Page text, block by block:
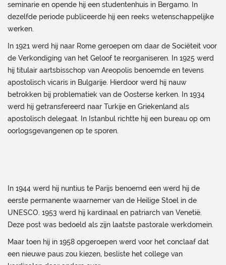
seminarie en opende hij een studentenhuis in Bergamo. In
dezelfde periode publiceerde hij een reeks wetenschappelijke
werken.
In 1921 werd hij naar Rome geroepen om daar de Sociëteit voor
de Verkondiging van het Geloof te reorganiseren. In 1925 werd
hij titulair aartsbisschop van Areopolis benoemde en tevens
apostolisch vicaris in Bulgarije. Hierdoor werd hij nauw
betrokken bij problematiek van de Oosterse kerken. In 1934
werd hij getransfereerd naar Turkije en Griekenland als
apostolisch delegaat. In Istanbul richtte hij een bureau op om
oorlogsgevangenen op te sporen.
In 1944 werd hij nuntius te Parijs benoemd een werd hij de
eerste permanente waarnemer van de Heilige Stoel in de
UNESCO. 1953 werd hij kardinaal en patriarch van Venetië.
Deze post was bedoeld als zijn laatste pastorale werkdomein.
Maar toen hij in 1958 opgeroepen werd voor het conclaaf dat
een nieuwe paus zou kiezen, besliste het college van